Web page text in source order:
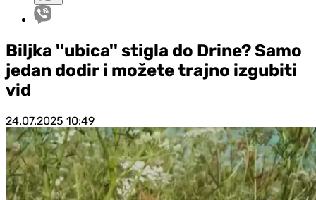
Biljka ''ubica'' stigla do Drine? Samo
jedan dodir i možete trajno izgubiti
vid
24.07.2025 10:49